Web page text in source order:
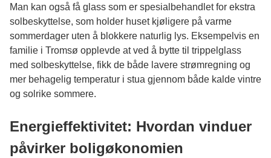
Man kan også få glass som er spesialbehandlet for ekstra
solbeskyttelse, som holder huset kjøligere på varme
sommerdager uten å blokkere naturlig lys. Eksempelvis en
familie i Tromsø opplevde at ved å bytte til trippelglass
med solbeskyttelse, fikk de både lavere strømregning og
mer behagelig temperatur i stua gjennom både kalde vintre
og solrike sommere.
Energieffektivitet: Hvordan vinduer
påvirker boligøkonomien